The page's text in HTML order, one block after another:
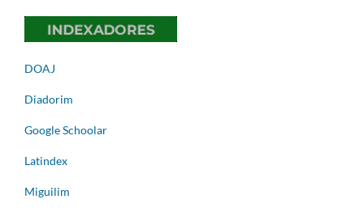
DOAJ
Diadorim
Google Schoolar
Latindex
Miguilim